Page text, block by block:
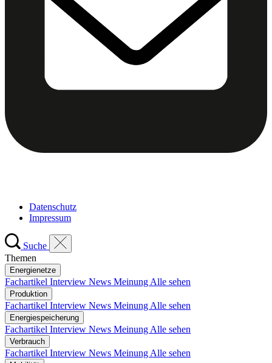
Datenschutz
Impressum
Suche
Themen
Energienetze
Fachartikel Interview News Meinung Alle sehen
Produktion
Fachartikel Interview News Meinung Alle sehen
Energiespeicherung
Fachartikel Interview News Meinung Alle sehen
Verbrauch
Fachartikel Interview News Meinung Alle sehen